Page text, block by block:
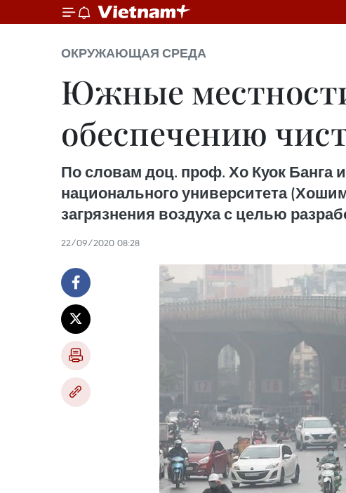
ОКРУЖАЮЩАЯ СРЕДА
Южные
обеспечению
По словам доц. проф. Хо Куок Банга
национального университета
загрязнения воздуха с целью
22/09/2020 08:28